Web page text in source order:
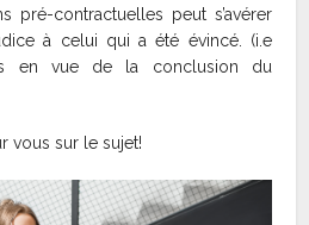
pré-contractuelles peut s’avérer
à celui qui a été évincé. (i.e
en vue de la conclusion du
vous sur le sujet!